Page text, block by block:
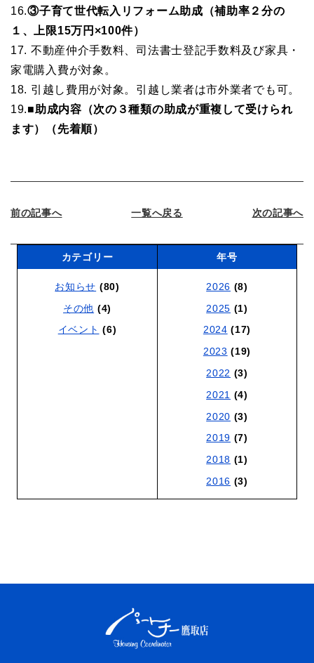
16.③子育て世代転入リフォーム助成（補助率２分の
１、上限15万円×100件）
17. 不動産仲介手数料、司法書士登記手数料及び家具・
家電購入費が対象。
18. 引越し費用が対象。引越し業者は市外業者でも可。
19.■助成内容（次の３種類の助成が重複して受けられ
ます）（先着順）
前の記事へ 一覧へ戻る 次の記事へ
カテゴリー
お知らせ (80)
その他 (4)
イベント (6)
年号
2026 (8)
2025 (1)
2024 (17)
2023 (19)
2022 (3)
2021 (4)
2020 (3)
2019 (7)
2018 (1)
2016 (3)